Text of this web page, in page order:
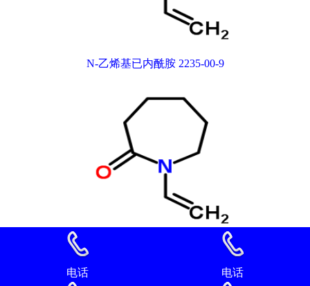
N-乙烯基已内酰胺 2235-00-9
N-乙烯基已内酰胺 2235-00-9
电话 电话